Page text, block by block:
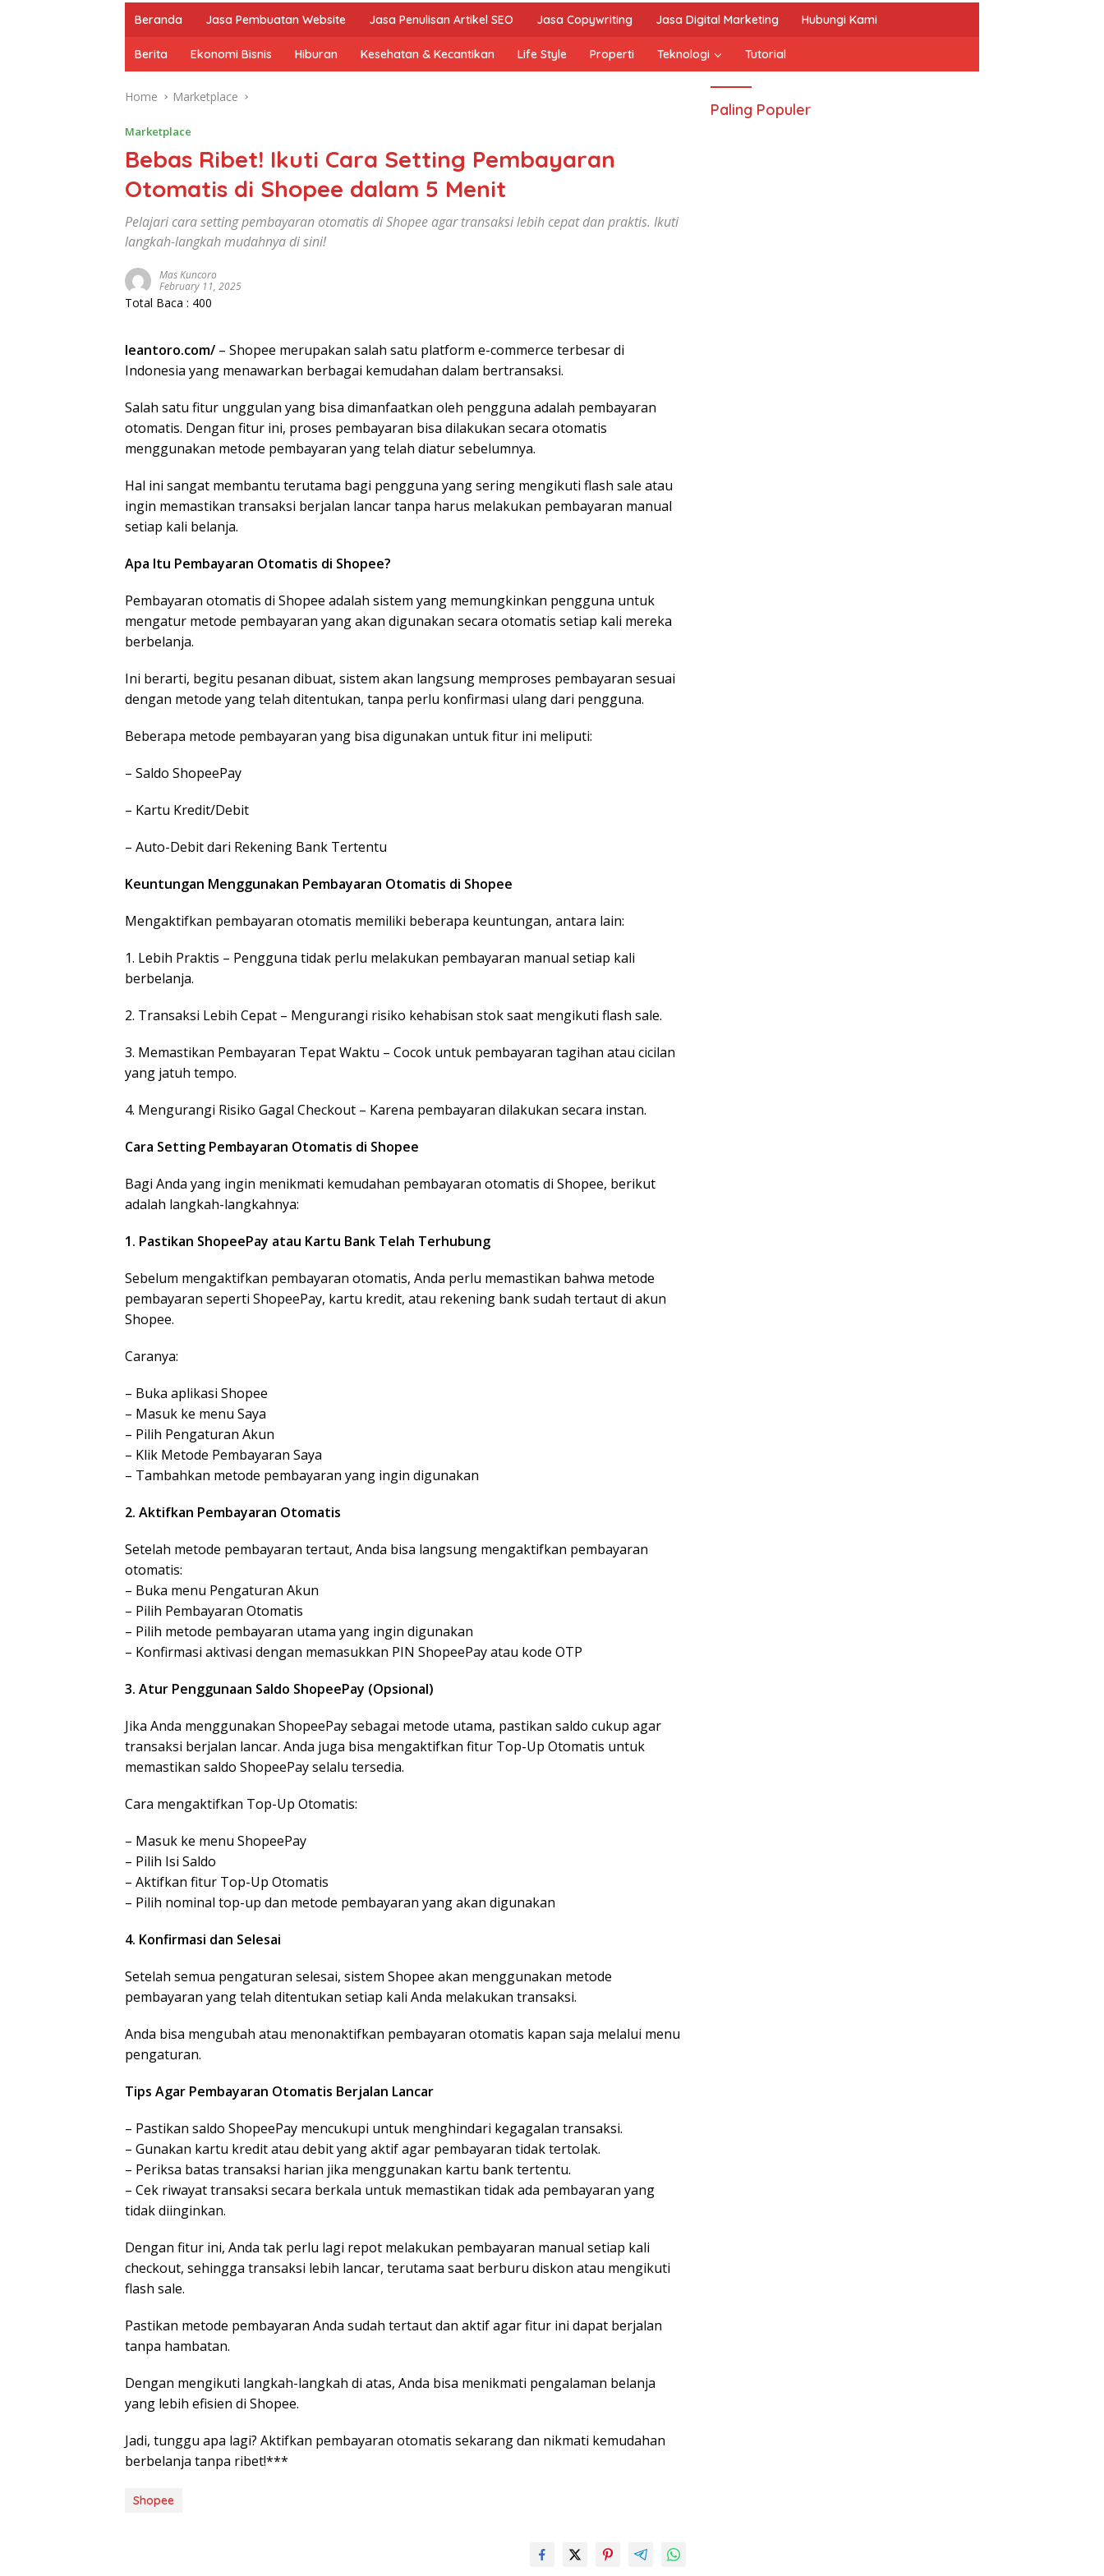
Beranda Jasa Pembuatan Website Jasa Penulisan Artikel SEO Jasa Copywriting Jasa Digital Marketing Hubungi Kami
Berita Ekonomi Bisnis Hiburan Kesehatan & Kecantikan Life Style Properti Teknologi Tutorial
Home Marketplace
Marketplace
Bebas Ribet! Ikuti Cara Setting Pembayaran
Otomatis di Shopee dalam 5 Menit
Pelajari cara setting pembayaran otomatis di Shopee agar transaksi lebih cepat dan praktis. Ikuti
langkah-langkah mudahnya di sini!
Mas Kuncoro
February 11, 2025
Total Baca : 400
leantoro.com/ – Shopee merupakan salah satu platform e-commerce terbesar di
Indonesia yang menawarkan berbagai kemudahan dalam bertransaksi.
Salah satu fitur unggulan yang bisa dimanfaatkan oleh pengguna adalah pembayaran
otomatis. Dengan fitur ini, proses pembayaran bisa dilakukan secara otomatis
menggunakan metode pembayaran yang telah diatur sebelumnya.
Hal ini sangat membantu terutama bagi pengguna yang sering mengikuti flash sale atau
ingin memastikan transaksi berjalan lancar tanpa harus melakukan pembayaran manual
setiap kali belanja.
Apa Itu Pembayaran Otomatis di Shopee?
Pembayaran otomatis di Shopee adalah sistem yang memungkinkan pengguna untuk
mengatur metode pembayaran yang akan digunakan secara otomatis setiap kali mereka
berbelanja.
Ini berarti, begitu pesanan dibuat, sistem akan langsung memproses pembayaran sesuai
dengan metode yang telah ditentukan, tanpa perlu konfirmasi ulang dari pengguna.
Beberapa metode pembayaran yang bisa digunakan untuk fitur ini meliputi:
– Saldo ShopeePay
– Kartu Kredit/Debit
– Auto-Debit dari Rekening Bank Tertentu
Keuntungan Menggunakan Pembayaran Otomatis di Shopee
Mengaktifkan pembayaran otomatis memiliki beberapa keuntungan, antara lain:
1. Lebih Praktis – Pengguna tidak perlu melakukan pembayaran manual setiap kali
berbelanja.
2. Transaksi Lebih Cepat – Mengurangi risiko kehabisan stok saat mengikuti flash sale.
3. Memastikan Pembayaran Tepat Waktu – Cocok untuk pembayaran tagihan atau cicilan
yang jatuh tempo.
4. Mengurangi Risiko Gagal Checkout – Karena pembayaran dilakukan secara instan.
Cara Setting Pembayaran Otomatis di Shopee
Bagi Anda yang ingin menikmati kemudahan pembayaran otomatis di Shopee, berikut
adalah langkah-langkahnya:
1. Pastikan ShopeePay atau Kartu Bank Telah Terhubung
Sebelum mengaktifkan pembayaran otomatis, Anda perlu memastikan bahwa metode
pembayaran seperti ShopeePay, kartu kredit, atau rekening bank sudah tertaut di akun
Shopee.
Caranya:
– Buka aplikasi Shopee
– Masuk ke menu Saya
– Pilih Pengaturan Akun
– Klik Metode Pembayaran Saya
– Tambahkan metode pembayaran yang ingin digunakan
2. Aktifkan Pembayaran Otomatis
Setelah metode pembayaran tertaut, Anda bisa langsung mengaktifkan pembayaran
otomatis:
– Buka menu Pengaturan Akun
– Pilih Pembayaran Otomatis
– Pilih metode pembayaran utama yang ingin digunakan
– Konfirmasi aktivasi dengan memasukkan PIN ShopeePay atau kode OTP
3. Atur Penggunaan Saldo ShopeePay (Opsional)
Jika Anda menggunakan ShopeePay sebagai metode utama, pastikan saldo cukup agar
transaksi berjalan lancar. Anda juga bisa mengaktifkan fitur Top-Up Otomatis untuk
memastikan saldo ShopeePay selalu tersedia.
Cara mengaktifkan Top-Up Otomatis:
– Masuk ke menu ShopeePay
– Pilih Isi Saldo
– Aktifkan fitur Top-Up Otomatis
– Pilih nominal top-up dan metode pembayaran yang akan digunakan
4. Konfirmasi dan Selesai
Setelah semua pengaturan selesai, sistem Shopee akan menggunakan metode
pembayaran yang telah ditentukan setiap kali Anda melakukan transaksi.
Anda bisa mengubah atau menonaktifkan pembayaran otomatis kapan saja melalui menu
pengaturan.
Tips Agar Pembayaran Otomatis Berjalan Lancar
– Pastikan saldo ShopeePay mencukupi untuk menghindari kegagalan transaksi.
– Gunakan kartu kredit atau debit yang aktif agar pembayaran tidak tertolak.
– Periksa batas transaksi harian jika menggunakan kartu bank tertentu.
– Cek riwayat transaksi secara berkala untuk memastikan tidak ada pembayaran yang
tidak diinginkan.
Dengan fitur ini, Anda tak perlu lagi repot melakukan pembayaran manual setiap kali
checkout, sehingga transaksi lebih lancar, terutama saat berburu diskon atau mengikuti
flash sale.
Pastikan metode pembayaran Anda sudah tertaut dan aktif agar fitur ini dapat berjalan
tanpa hambatan.
Dengan mengikuti langkah-langkah di atas, Anda bisa menikmati pengalaman belanja
yang lebih efisien di Shopee.
Jadi, tunggu apa lagi? Aktifkan pembayaran otomatis sekarang dan nikmati kemudahan
berbelanja tanpa ribet!***
Shopee
Paling Populer